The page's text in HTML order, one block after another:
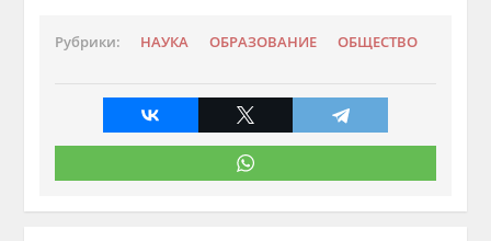
Рубрики: НАУКА ОБРАЗОВАНИЕ ОБЩЕСТВО